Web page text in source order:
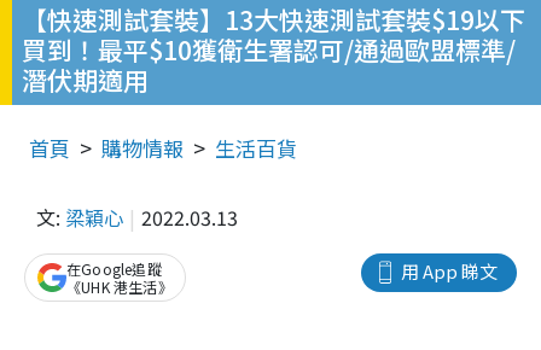
【快速測試套裝】13大快速測試套裝$19以下
買到！最平$10獲衛生署認可/通過歐盟標準/
潛伏期適用
首頁 購物情報 生活百貨
文: 梁穎心 2022.03.13
用 App 睇文
在Google追蹤
《UHK 港生活》